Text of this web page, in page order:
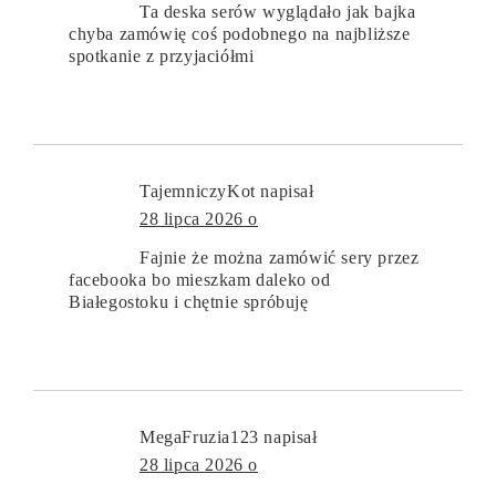
Ta deska serów wyglądało jak bajka
chyba zamówię coś podobnego na najbliższe
spotkanie z przyjaciółmi
TajemniczyKot napisał
28 lipca 2026 o
Fajnie że można zamówić sery przez
facebooka bo mieszkam daleko od
Białegostoku i chętnie spróbuję
MegaFruzia123 napisał
28 lipca 2026 o